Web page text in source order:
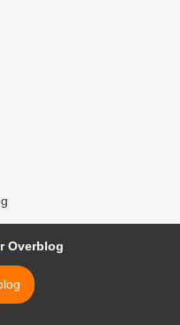
Overblog